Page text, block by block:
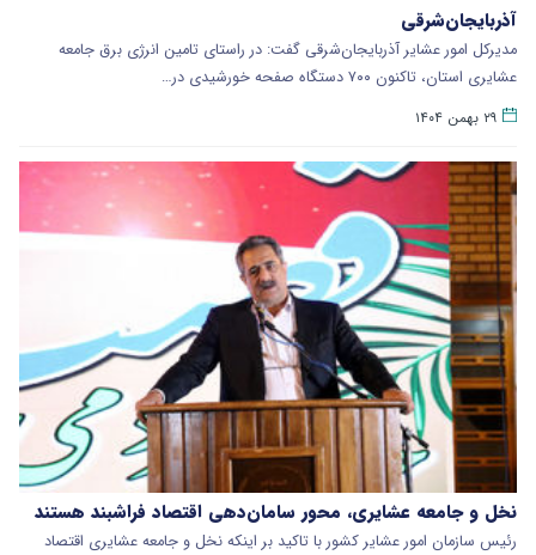
آذربایجان‌شرقی
مدیرکل امور عشایر آذربایجان‌شرقی گفت: در راستای تامین انرژی برق جامعه
عشایری استان، تاکنون ۷۰۰ دستگاه صفحه خورشیدی در…
۲۹ بهمن ۱۴۰۴
نخل و جامعه عشایری، محور سامان‌دهی اقتصاد فراشبند هستند
رئیس سازمان امور عشایر کشور با تاکید بر اینکه نخل و جامعه عشایری اقتصاد